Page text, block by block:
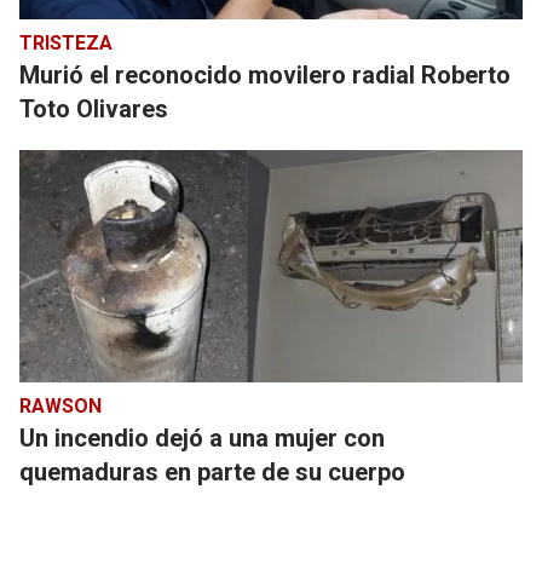
TRISTEZA
Murió el reconocido movilero radial Roberto
Toto Olivares
RAWSON
Un incendio dejó a una mujer con
quemaduras en parte de su cuerpo